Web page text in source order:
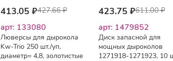
413.05 ₽427.66 ₽
арт: 133080
Люверсы для дырокола
Kw-Trio 250 шт./уп,
диаметр= 4,8, золотистые
423.75 ₽611.00 ₽
арт: 1479852
Диск запасной для
мощных дыроколов
1271918-1271923, 10